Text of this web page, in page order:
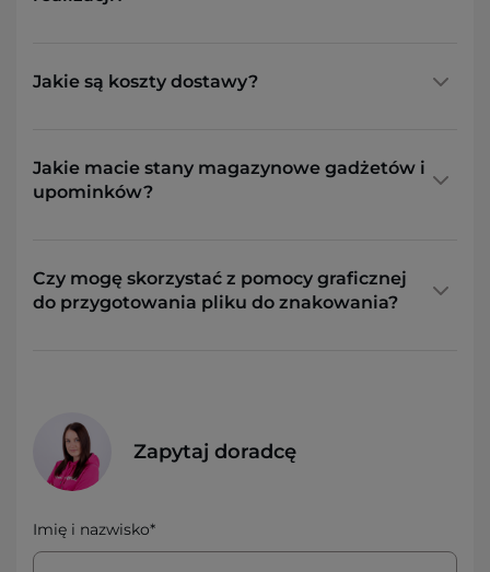
Jakie są koszty dostawy?
Jakie macie stany magazynowe gadżetów i
upominków?
Czy mogę skorzystać z pomocy graficznej
do przygotowania pliku do znakowania?
Zapytaj doradcę
Imię i nazwisko*